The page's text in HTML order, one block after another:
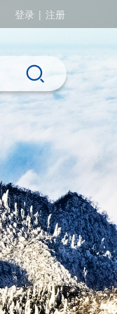
登录 | 注册